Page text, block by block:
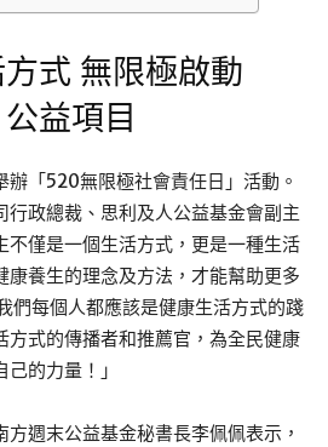
式 無限極啟動
益項目
辦「520無限極社會責任日」活動。
行政總裁、思利及人公益基金會副主
不僅是一個生活方式，更是一種生活
康養生的理念及方法，才能幫助更多
們每個人都應該是健康生活方式的踐
方式的傳播者和推薦官，為全民健康
的力量！」
週末公益基金秘書長李佩佩表示，